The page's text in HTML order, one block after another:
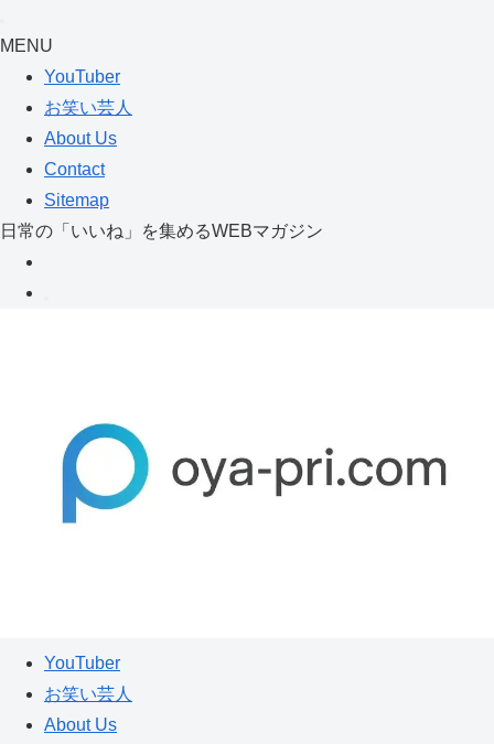
MENU
YouTuber
お笑い芸人
About Us
Contact
Sitemap
日常の「いいね」を集めるWEBマガジン
YouTuber
お笑い芸人
About Us